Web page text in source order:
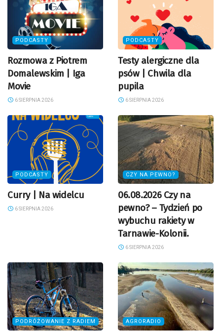
PODCASTY
Rozmowa z Piotrem
Domalewskim | Iga
Movie
6 SIERPNIA 2026
PODCASTY
Testy alergiczne dla
psów | Chwila dla
pupila
6 SIERPNIA 2026
PODCASTY
Curry | Na widelcu
6 SIERPNIA 2026
CZY NA PEWNO?
06.08.2026 Czy na
pewno? – Tydzień po
wybuchu rakiety w
Tarnawie-Kolonii.
6 SIERPNIA 2026
PODRÓŻOWANIE Z RADIEM AGRORADIO